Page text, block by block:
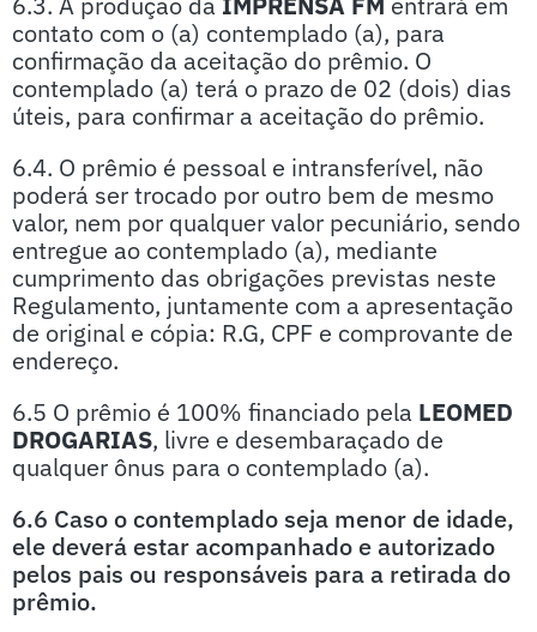
contato com o (a) contemplado (a), para
confirmação da aceitação do prêmio. O
contemplado (a) terá o prazo de 02 (dois) dias
úteis, para confirmar a aceitação do prêmio.
6.4. O prêmio é pessoal e intransferível, não
poderá ser trocado por outro bem de mesmo
valor, nem por qualquer valor pecuniário, sendo
entregue ao contemplado (a), mediante
cumprimento das obrigações previstas neste
Regulamento, juntamente com a apresentação
de original e cópia: R.G, CPF e comprovante de
endereço.
6.5 O prêmio é 100% financiado pela LEOMED
DROGARIAS, livre e desembaraçado de
qualquer ônus para o contemplado (a).
6.6 Caso o contemplado seja menor de idade,
ele deverá estar acompanhado e autorizado
pelos pais ou responsáveis para a retirada do
prêmio.